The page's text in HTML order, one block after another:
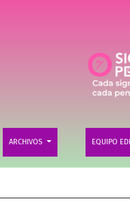
en la sociedad
ARCHIVOS EQUIPO